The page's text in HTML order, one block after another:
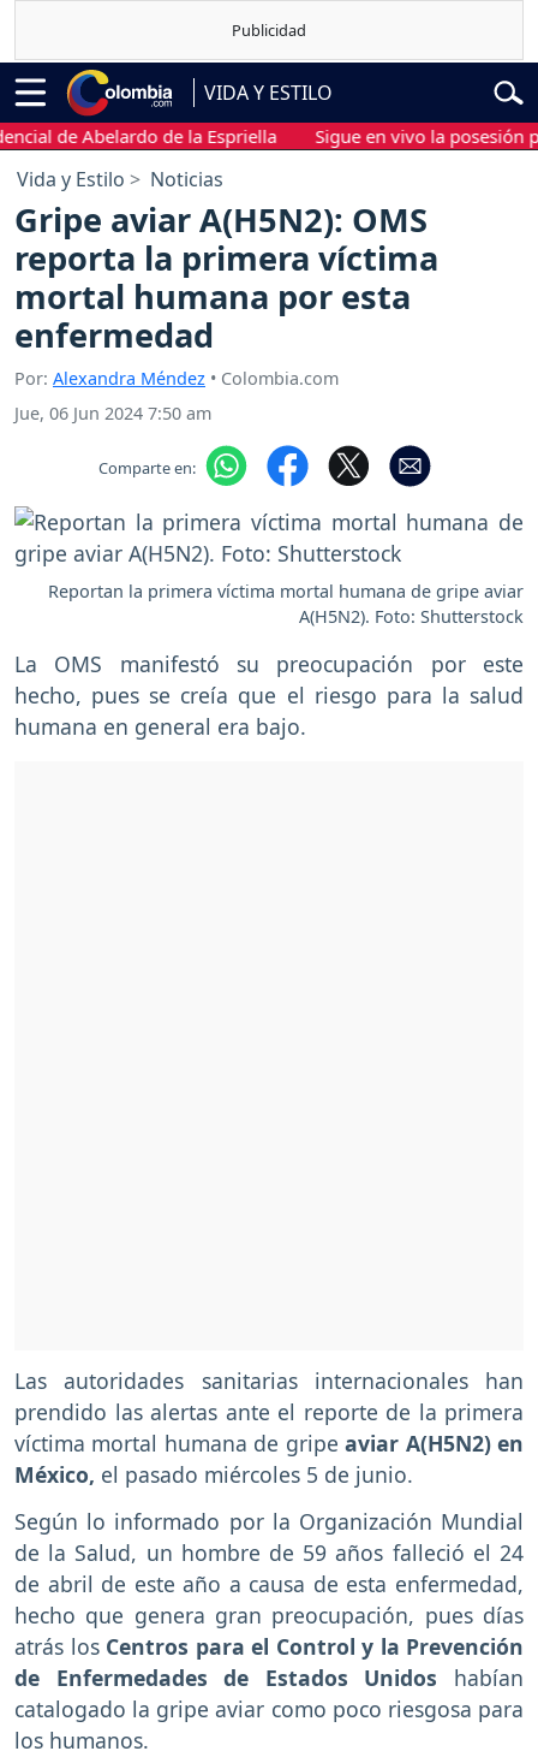
VIDA Y ESTILO
de Abelardo de la Espriella Sigue en vivo la posesión
Vida y Estilo Noticias
Gripe aviar A(H5N2): OMS
reporta la primera víctima
mortal humana por esta
enfermedad
Por: Alexandra Méndez • Colombia.com
Jue, 06 Jun 2024 7:50 am
Comparte en:
Reportan la primera víctima mortal humana de gripe aviar
A(H5N2). Foto: Shutterstock
La OMS manifestó su preocupación por este
hecho, pues se creía que el riesgo para la salud
humana en general era bajo.
Las autoridades sanitarias internacionales han
prendido las alertas ante el reporte de la primera
víctima mortal humana de gripeaviar A(H5N2) en
México, el pasado miércoles 5 de junio.
Según lo informado por la Organización Mundial
de la Salud, un hombre de 59 años falleció el 24
de abril de este año a causa de esta enfermedad,
hecho que genera gran preocupación, pues días
atrás los Centros para el Control y la Prevención
de Enfermedades de Estados Unidos habían
catalogado la gripe aviar como poco riesgosa para
los humanos.